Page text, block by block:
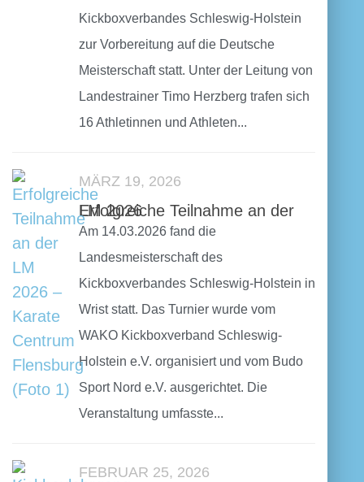
Kickboxverbandes Schleswig-Holstein
zur Vorbereitung auf die Deutsche
Meisterschaft statt. Unter der Leitung von
Landestrainer Timo Herzberg trafen sich
16 Athletinnen und Athleten...
MÄRZ 19, 2026
Erfolgreiche Teilnahme an der LM 2026
Am 14.03.2026 fand die
Landesmeisterschaft des
Kickboxverbandes Schleswig-Holstein in
Wrist statt. Das Turnier wurde vom
WAKO Kickboxverband Schleswig-
Holstein e.V. organisiert und vom Budo
Sport Nord e.V. ausgerichtet. Die
Veranstaltung umfasste...
FEBRUAR 25, 2026